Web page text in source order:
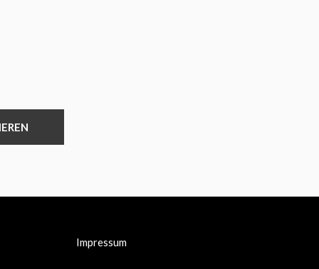
Impressum